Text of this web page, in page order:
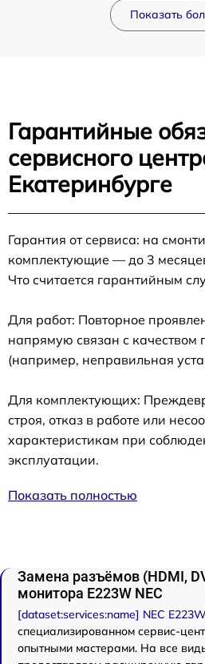
Показать
Гарантийные
сервисного
Екатеринбурге
Гарантия от сервиса: на
комплектующие — до 3
Что считается гарантийным
Для работ: Повторное
напрямую связан с качеством
(например, неправильная
Для комплектующих:
строя, отказ в работе или
характеристикам при
эксплуатации.
Показать полностью
Замена разъёмов (HDMI,
монитора E223W NEC
[dataset:services:name] NEC E223W
специализированном сервис-
опытными мастерами. На все